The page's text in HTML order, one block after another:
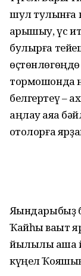
шул тулҡынға
ҡарышыу, үс
булырға
тормошонда
белгертеү –
аңлау аяҡҡа
ҡотолорға
Яҡындарыбыҙ
Ҡайһы ваҡыт
йылылыҡ аша
күңел